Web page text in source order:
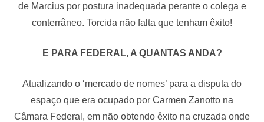
de Marcius por postura inadequada perante o colega e
conterrâneo. Torcida não falta que tenham êxito!
E PARA FEDERAL, A QUANTAS ANDA?
Atualizando o ‘mercado de nomes’ para a disputa do
espaço que era ocupado por Carmen Zanotto na
Câmara Federal, em não obtendo êxito na cruzada onde